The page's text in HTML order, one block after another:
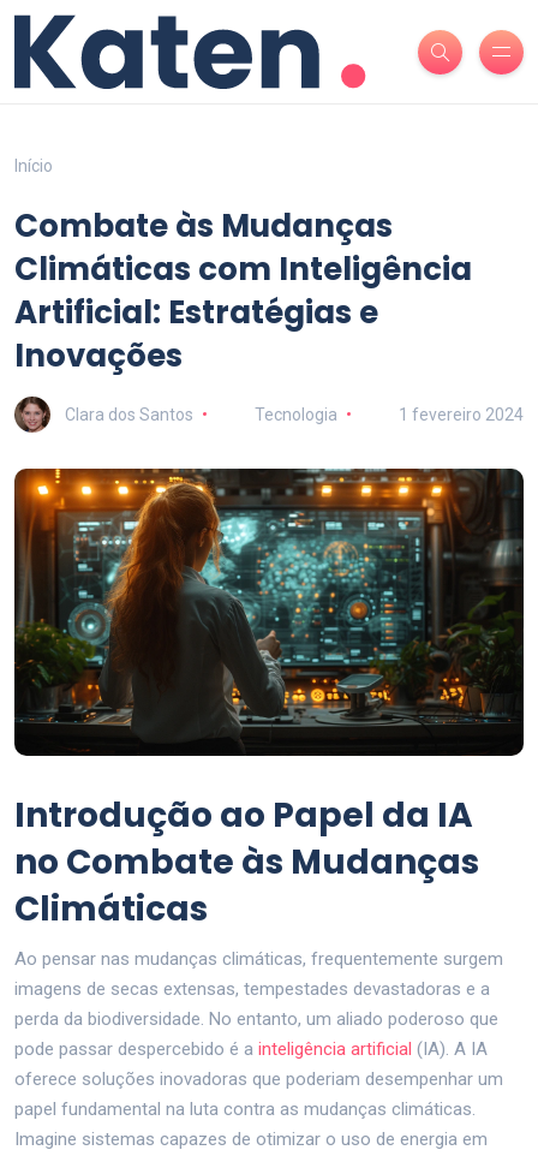
Início
Combate às Mudanças
Climáticas com Inteligência
Artificial: Estratégias e
Inovações
Clara dos Santos Tecnologia 1 fevereiro 2024
Introdução ao Papel da IA
no Combate às Mudanças
Climáticas
Ao pensar nas mudanças climáticas, frequentemente surgem
imagens de secas extensas, tempestades devastadoras e a
perda da biodiversidade. No entanto, um aliado poderoso que
pode passar despercebido é a inteligência artificial (IA). A IA
oferece soluções inovadoras que poderiam desempenhar um
papel fundamental na luta contra as mudanças climáticas.
Imagine sistemas capazes de otimizar o uso de energia em